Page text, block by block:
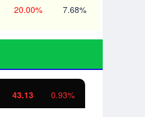
20.00% 7.68%
43.13 0.93%